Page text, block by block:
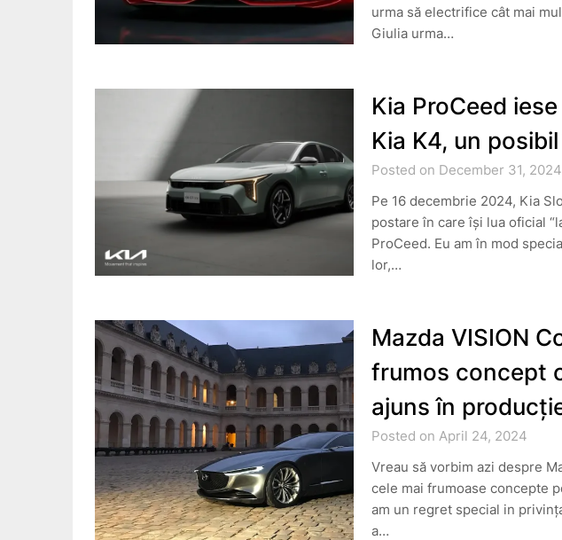
urma să electrifice cât mai
Giulia urma…
Kia ProCeed
Kia K4, un
Posted on December 31, 2024
Pe 16 decembrie 2024, Kia
postare în care își lua oficial
ProCeed. Eu am în mod
lor,…
Mazda VISION
frumos concept
ajuns în
Posted on April 24, 2024
Vreau să vorbim azi despre
cele mai frumoase concepte
am un regret special in
a…